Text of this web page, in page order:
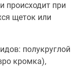
происходит при
щеток или
полукруглой
кромка),